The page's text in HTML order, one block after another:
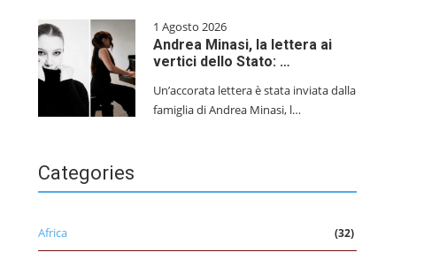
1 Agosto 2026
Andrea Minasi, la lettera ai
vertici dello Stato: …
Un’accorata lettera è stata inviata dalla
famiglia di Andrea Minasi, l…
Categories
Africa (32)